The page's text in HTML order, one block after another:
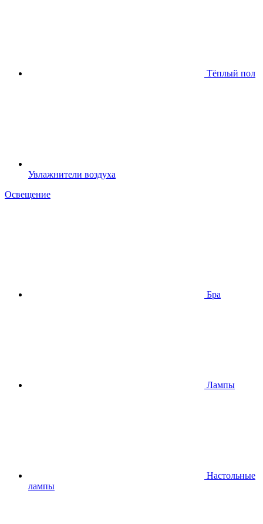
Тёплый пол
Увлажнители воздуха
Освещение
Бра
Лампы
Настольные
лампы